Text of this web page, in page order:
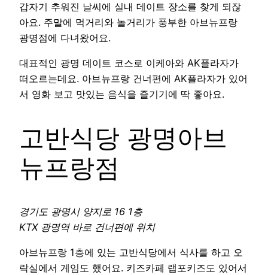
갑자기 추워진 날씨에 실내 데이트 장소를 찾게 되잖
아요. 주말에 먹거리와 놀거리가 풍부한 아브뉴프랑
광명점에 다녀왔어요.
대표적인 광명 데이트 코스로 이케아와 AK플라자가
떠오르는데요. 아브뉴프랑 건너편에 AK플라자가 있어
서 영화 보고 맛있는 음식을 즐기기에 딱 좋아요.
고반식당 광명아브
뉴프랑점
경기도 광명시 양지로 16 1층
KTX 광명역 바로 건너편에 위치
아브뉴프랑 1층에 있는 고반식당에서 식사를 하고 오
락실에서 게임도 했어요. 키즈카페 랩포키즈도 있어서